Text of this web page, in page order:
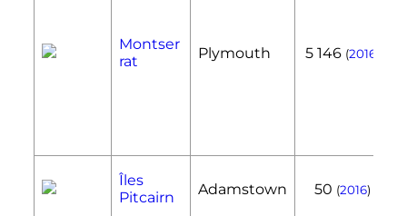
Montser
rat
Plymouth 5 146 (2016
Îles
Pitcairn
Adamstown 50 (2016)